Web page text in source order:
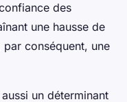
des
une hausse de
conséquent, une
un déterminant